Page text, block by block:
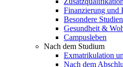
Finanzierung und
Besondere
Gesundheit &
Campusleben
Nach dem Studium
Exmatrikulation
Nach dem